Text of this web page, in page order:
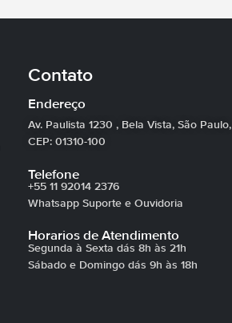
Contato
Endereço
Av. Paulista 1230 , Bela Vista, São Paulo,
CEP: 01310-100
Telefone
+55 11 92014 2376
Whatsapp Suporte e Ouvidoria
Horarios de Atendimento
Segunda à Sexta dás 8h às 21h
Sábado e Domingo dás 9h às 18h